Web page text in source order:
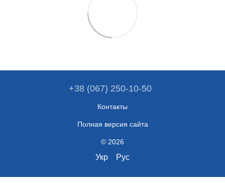
+38 (067) 250-10-50
Контакты
Полная версия сайта
© 2026
Укр Рус